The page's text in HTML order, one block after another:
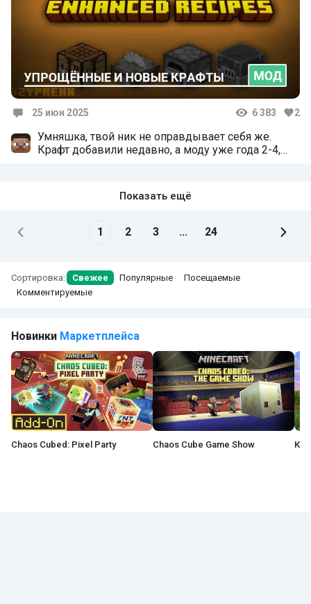
25 июн 2025 6 383 2
Умняшка, твой ник не оправдывает себя же.
Крафт добавили недавно, а моду уже года 2-4,
Показать ещё
1 2 3 ... 24
Сортировка: Свежее Популярные
Посещаемые
Комментируемые
Новинки Маркетплейса
Chaos Cubed: Pixel Party Chaos Cube Game Show